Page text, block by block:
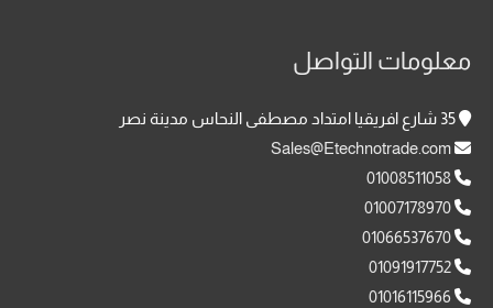
معلومات التواصل
01008511058
01007178970
01066537670
01091917752
01016115966